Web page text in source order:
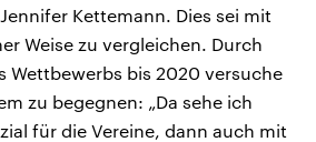
Kettemann. Dies sei mit
Weise zu vergleichen. Durch
Wettbewerbs bis 2020 versuche
zu begegnen: „Da sehe ich
für die Vereine, dann auch mit